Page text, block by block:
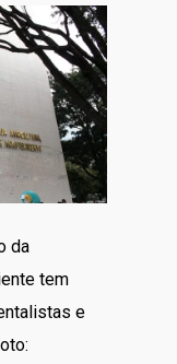
da
tem
e